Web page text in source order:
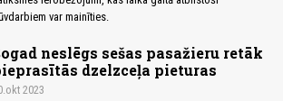
var mainīties.
neslēgs sešas pasažieru retāk
dzelzceļa pieturas
2023